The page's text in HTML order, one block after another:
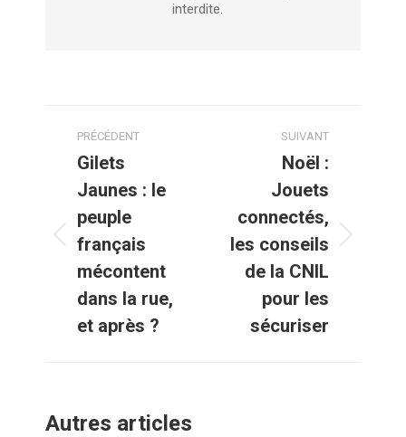
interdite.
Navigation
article
PRÉCÉDENT
Article
précédent
Gilets
Jaunes : le
peuple
français
mécontent
dans la rue,
et après ?
SUIVANT
Article
suivant
Noël :
Jouets
connectés,
les conseils
de la CNIL
pour les
sécuriser
Autres articles